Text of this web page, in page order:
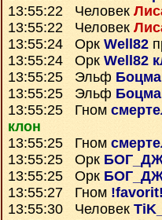
13:55:22 Человек
13:55:22 Человек
13:55:24 Орк Well82
13:55:24 Орк Well82
13:55:25 Эльф
13:55:25 Эльф
13:55:25 Гном
клон
13:55:25 Гном
13:55:25 Орк
13:55:25 Орк
13:55:27 Гном !favorit!
13:55:30 Человек